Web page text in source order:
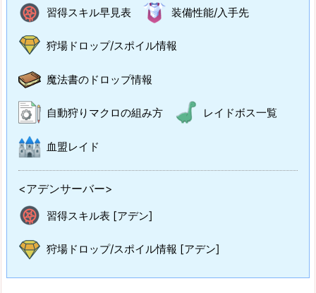
習得スキル早見表 装備性能/入手先
狩場ドロップ/スポイル情報
魔法書のドロップ情報
自動狩りマクロの組み方 レイドボス一覧
血盟レイド
<アデンサーバー>
習得スキル表 [アデン]
狩場ドロップ/スポイル情報 [アデン]